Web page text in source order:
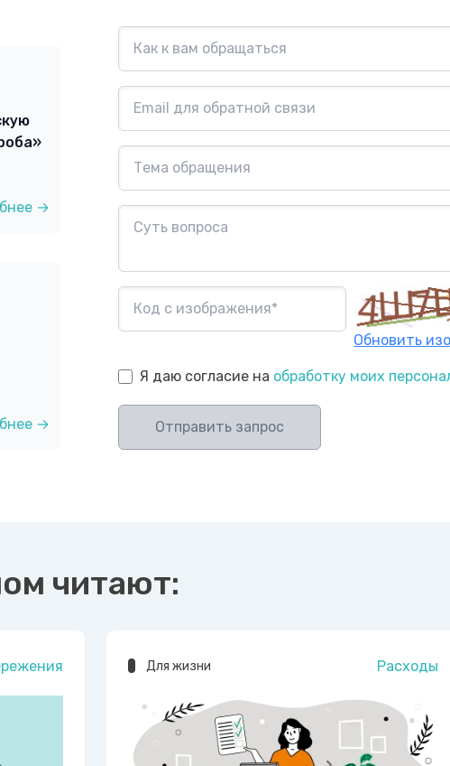
Обновить
Я даю согласие на обработку моих
Отправить запрос
→
→
читают:
Для жизни Расходы